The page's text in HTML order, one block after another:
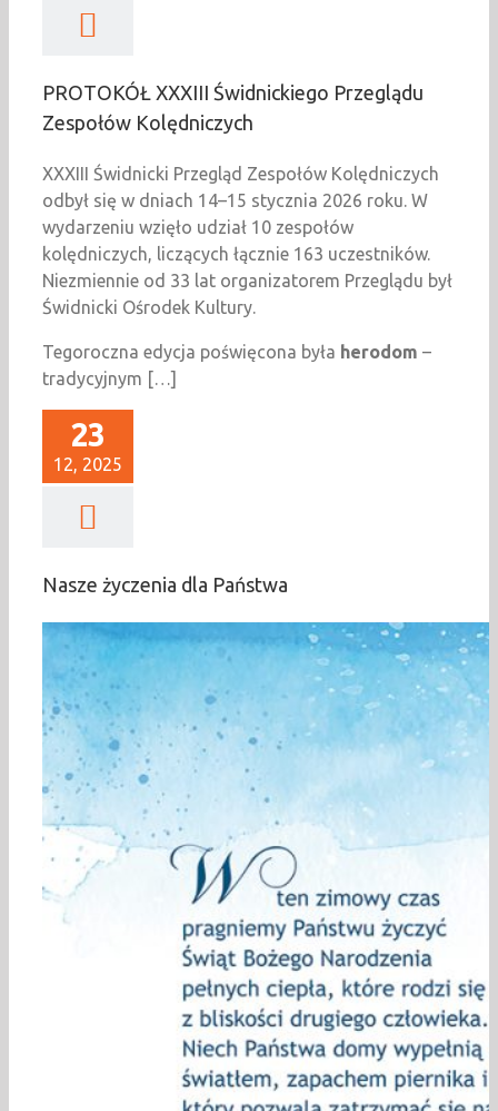
PROTOKÓŁ XXXIII Świdnickiego Przeglądu
Zespołów Kolędniczych
XXXIII Świdnicki Przegląd Zespołów Kolędniczych
odbył się w dniach 14–15 stycznia 2026 roku. W
wydarzeniu wzięło udział 10 zespołów
kolędniczych, liczących łącznie 163 uczestników.
Niezmiennie od 33 lat organizatorem Przeglądu był
Świdnicki Ośrodek Kultury.
Tegoroczna edycja poświęcona była herodom –
tradycyjnym […]
23
12, 2025
Nasze życzenia dla Państwa